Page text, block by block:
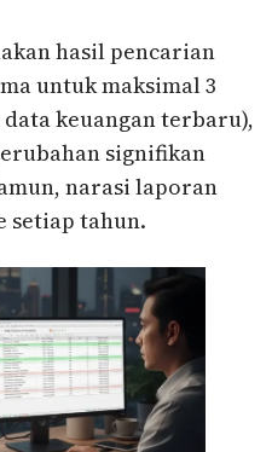
hasil pencarian
untuk maksimal 3
data keuangan terbaru),
signifikan
narasi laporan
setiap tahun.